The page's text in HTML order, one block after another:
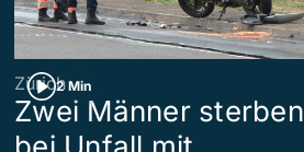
2 Min
Zürich
Zwei Männer sterben